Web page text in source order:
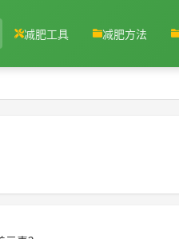
减肥工具 减肥方法